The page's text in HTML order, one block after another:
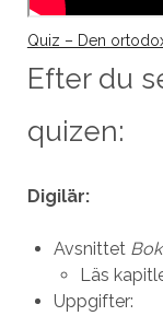
Quiz – Den
Efter du
quizen:
Digilär:
Avsnittet
Läs
Uppgifter: